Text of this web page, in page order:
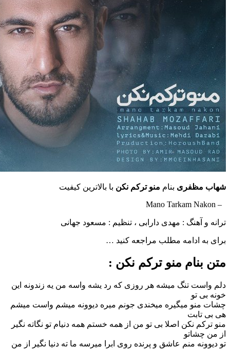
بناممنو ترکم نکنبا بالاترین کیفیت
: مهدی دارابی ، تنظیم : مسعود جهانی
ادامه مطلب مراجعه کنید …
منو ترکم نکن :
تنگ میشه هر روزی که رد یشه واسه من یه زندونه این
میگیره میخندی جونم میره دیوونه میشم واست میشم
نکن اصلا بی تو من از همه خستم همه دنیام تو نگاته نگیر
منم عاشق و پرنده روی ابرا میرسه ما ته دنیا نگیر از من